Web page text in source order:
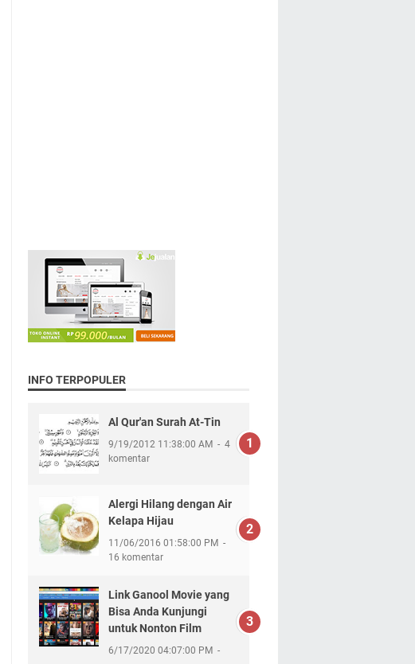
INFO TERPOPULER
Al Qur'an Surah At-Tin
9/19/2012 11:38:00 AM
4
komentar
Alergi Hilang dengan Air
Kelapa Hijau
11/06/2016 01:58:00 PM
16 komentar
Link Ganool Movie yang
Bisa Anda Kunjungi
untuk Nonton Film
6/17/2020 04:07:00 PM